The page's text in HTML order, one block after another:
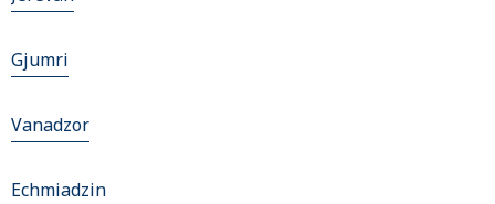
Gjumri
Vanadzor
Echmiadzin